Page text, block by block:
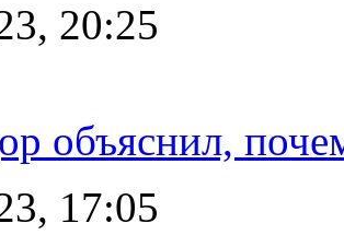
20:25
объяснил,
17:05